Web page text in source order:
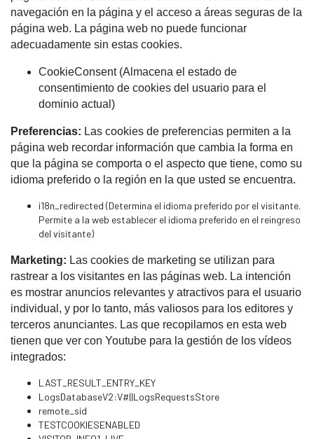
navegación en la página y el acceso a áreas seguras de la
página web. La página web no puede funcionar
adecuadamente sin estas cookies.
CookieConsent (Almacena el estado de
consentimiento de cookies del usuario para el
dominio actual)
Preferencias: Las cookies de preferencias permiten a la
página web recordar información que cambia la forma en
que la página se comporta o el aspecto que tiene, como su
idioma preferido o la región en la que usted se encuentra.
i18n_redirected (Determina el idioma preferido por el visitante.
Permite a la web establecer el idioma preferido en el reingreso
del visitante)
Marketing: Las cookies de marketing se utilizan para
rastrear a los visitantes en las páginas web. La intención
es mostrar anuncios relevantes y atractivos para el usuario
individual, y por lo tanto, más valiosos para los editores y
terceros anunciantes. Las que recopilamos en esta web
tienen que ver con Youtube para la gestión de los vídeos
integrados:
LAST_RESULT_ENTRY_KEY
LogsDatabaseV2:V#||LogsRequestsStore
remote_sid
TESTCOOKIESENABLED